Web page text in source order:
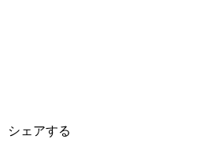
シェアする